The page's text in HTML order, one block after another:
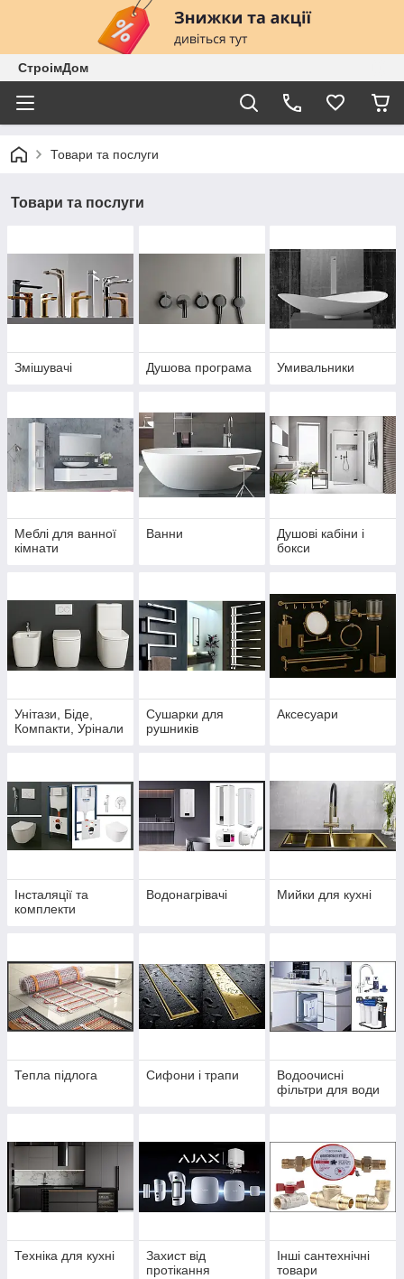
СтроімДом
Товари та послуги
Товари та послуги
Змішувачі Душова програма Умивальники
Меблі для ванної
кімнати
Ванни
Душові кабіни і
бокси
Унітази, Біде,
Компакти, Урінали
Сушарки для
рушників
Аксесуари
Інсталяції та
комплекти
Водонагрівачі Мийки для кухні
Тепла підлога Сифони і трапи
Водоочисні
фільтри для води
Техніка для кухні
Захист від
протікання
Інші сантехнічні
товари